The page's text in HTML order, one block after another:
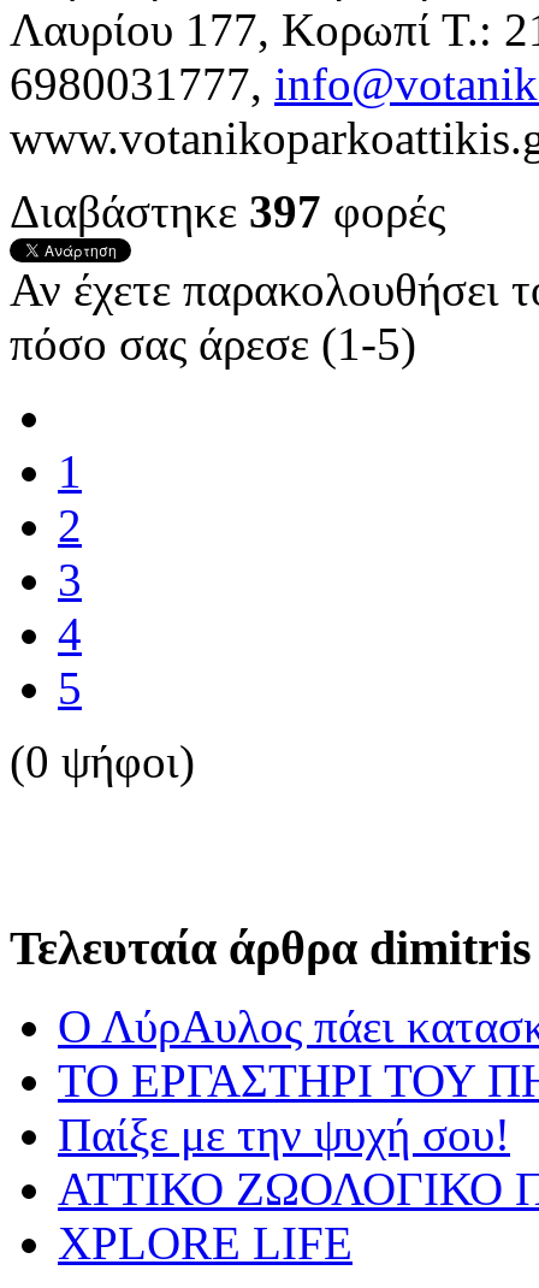
Λαυρίου 177, Κορωπί Τ.:
6980031777,
Διαβάστηκε 397 φορές
Αν έχετε παρακολουθήσει
πόσο σας άρεσε (1-5)
1
2
3
4
5
(0 ψήφοι)
Τελευταία άρθρα dimitris
Ο ΛύρΑυλος πάει
ΤΟ ΕΡΓΑΣΤΗΡΙ ΤΟΥ
Παίξε με την ψυχή σου!
ΑΤΤΙΚΟ ΖΩΟΛΟΓΙΚΟ
XPLORE LIFE